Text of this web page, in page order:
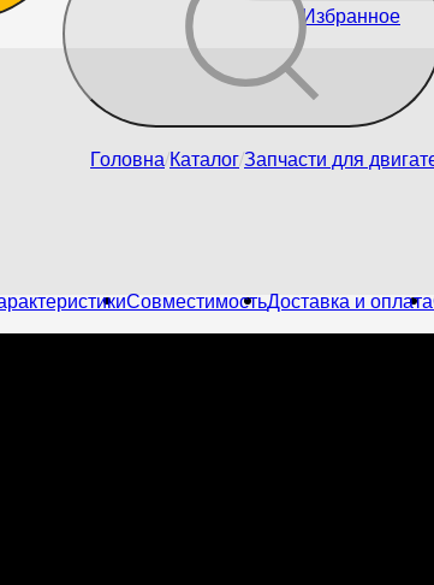
Избранное
Головна КаталогЗапчасти для
СовместимостьДоставка и оплата